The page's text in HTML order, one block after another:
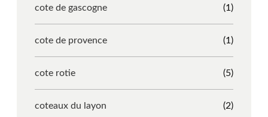
cote de gascogne (1)
cote de provence (1)
cote rotie (5)
coteaux du layon (2)